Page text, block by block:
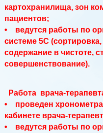
картохранилища, зон
пациентов;
• ведутся работы по
системе 5С
содержание в чистоте,
совершенствование).
Работа врача-
• проведен
кабинете врача-
• ведутся работы по